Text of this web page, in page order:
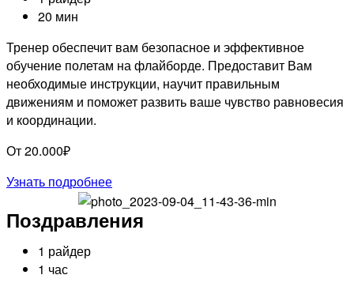
20 мин
Тренер обеспечит вам безопасное и эффективное
обучение полетам на флайборде. Предоставит Вам
необходимые инструкции, научит правильным
движениям и поможет развить ваше чувство равновесия
и координации.
От 20.000₽
Узнать подробнее
Поздравления
1 райдер
1 час